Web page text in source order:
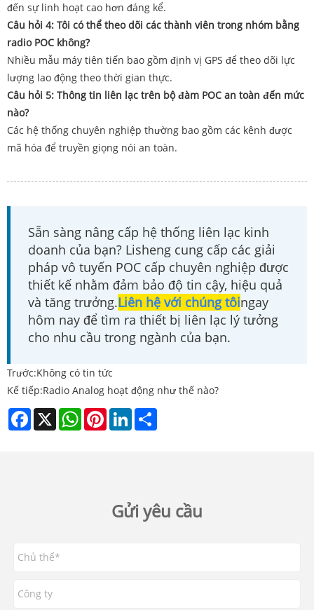
đến sự linh hoạt cao hơn đáng kể.
Câu hỏi 4: Tôi có thể theo dõi các thành viên trong nhóm bằng
radio POC không?
Nhiều mẫu máy tiên tiến bao gồm định vị GPS để theo dõi lực
lượng lao động theo thời gian thực.
Câu hỏi 5: Thông tin liên lạc trên bộ đàm POC an toàn đến mức
nào?
Các hệ thống chuyên nghiệp thường bao gồm các kênh được
mã hóa để truyền giọng nói an toàn.
Sẵn sàng nâng cấp hệ thống liên lạc kinh
doanh của bạn? Lisheng cung cấp các giải
pháp vô tuyến POC cấp chuyên nghiệp được
thiết kế nhằm đảm bảo độ tin cậy, hiệu quả
và tăng trưởng.Liên hệ với chúng tôingay
hôm nay để tìm ra thiết bị liên lạc lý tưởng
cho nhu cầu trong ngành của bạn.
Trước:Không có tin tức
Kế tiếp:Radio Analog hoạt động như thế nào?
Facebook
X WhatsAppPinterestLinkedIn
Gửi yêu cầu